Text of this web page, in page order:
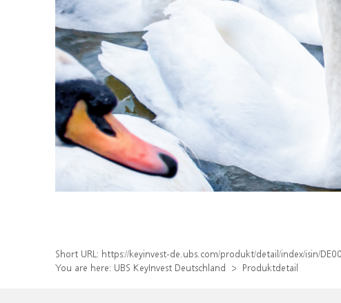
Short URL: https://keyinvest-de.ubs.com/produkt/detail/index/isin/
You are here: UBS KeyInvest Deutschland Produktdetail